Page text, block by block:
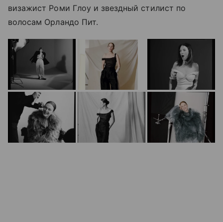
визажист Роми Глоу и звездный стилист по
волосам Орландо Пит.